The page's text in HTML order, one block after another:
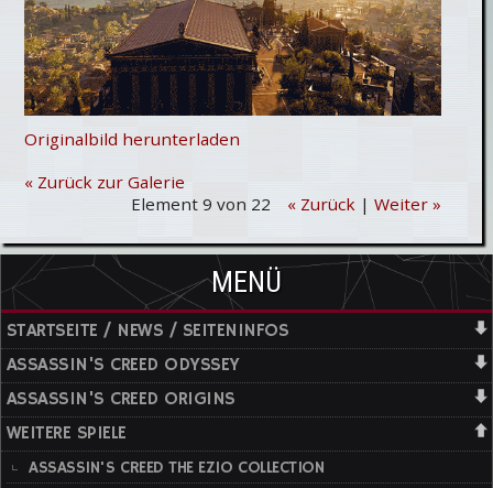
Originalbild herunterladen
« Zurück zur Galerie
Element 9 von 22
« Zurück| Weiter »
MENÜ
STARTSEITE / NEWS / SEITENINFOS
ASSASSIN'S CREED ODYSSEY
ASSASSIN'S CREED ORIGINS
WEITERE SPIELE
ASSASSIN'S CREED THE EZIO COLLECTION